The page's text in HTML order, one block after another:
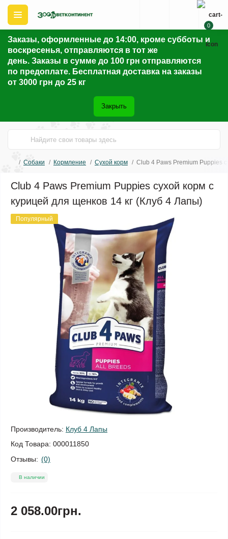
Заказы, оформленные до 14:00, кроме субботы и
воскресенья, отправляются в тот же
день. Заказы в сумме до 100 грн отправляются
по предоплате. Бесплатная доставка на заказы
от 3000 грн до 25 кг
Закрыть
0
Собаки Кормление Сухой корм Club 4 Paws Premium Puppies
Club 4 Paws Premium Puppies сухой корм с
курицей для щенков 14 кг (Клуб 4 Лапы)
Популярный
Производитель: Клуб 4 Лапы
Код Товара: 000011850
Отзывы: (0)
В наличии
2 058.00грн.